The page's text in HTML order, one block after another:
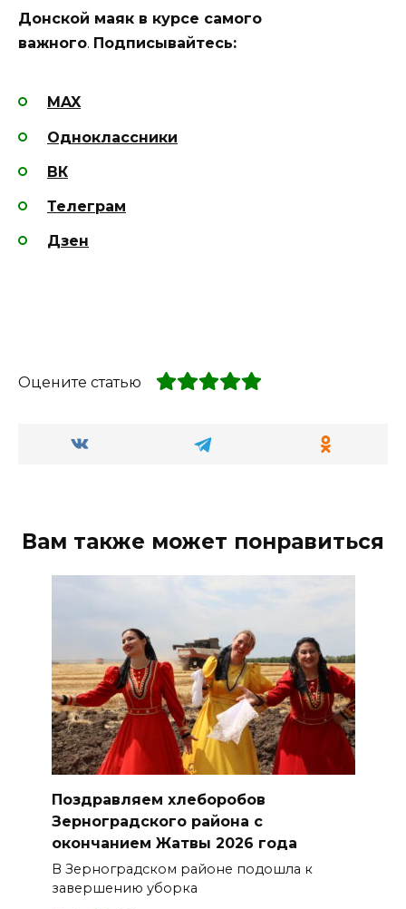
Донской маяк в курсе самого
важного. Подписывайтесь:
MAX
Одноклассники
ВК
Телеграм
Дзен
Оцените статью
Вам также может понравиться
Поздравляем хлеборобов
Зерноградского района с
окончанием Жатвы 2026 года
В Зерноградском районе подошла к
завершению уборка